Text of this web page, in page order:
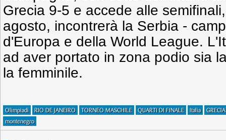
Grecia 9-5 e accede alle
agosto, incontrerà la Serbia -
d'Europa e della World League.
ad aver portato in zona podio sia
la femminile.
Olimpiadi RIO DE JANEIRO TORNEO MASCHILE QUARTI DI FINALE Italia
GRECIA
montenegro